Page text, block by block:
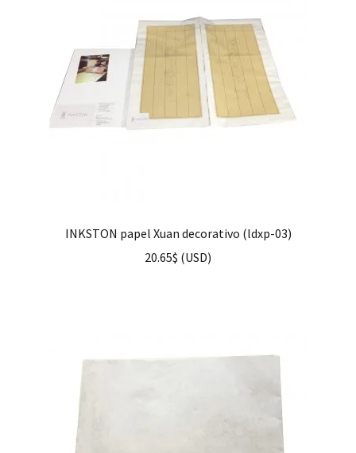
INKSTON papel Xuan decorativo (ldxp-03)
20.65$ (USD)